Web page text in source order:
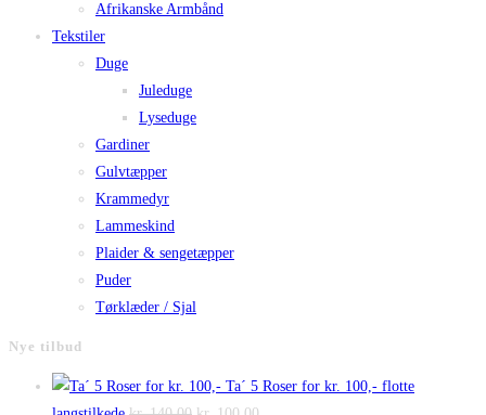
Afrikanske Armbånd
Tekstiler
Duge
Juleduge
Lyseduge
Gardiner
Gulvtæpper
Krammedyr
Lammeskind
Plaider & sengetæpper
Puder
Tørklæder / Sjal
Nye tilbud
Ta´ 5 Roser for kr. 100,- flotte